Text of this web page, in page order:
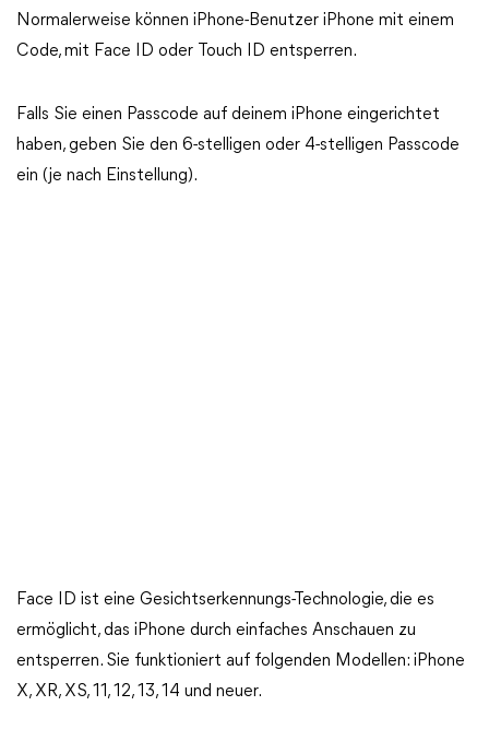
Normalerweise können iPhone-Benutzer iPhone mit einem
Code, mit Face ID oder Touch ID entsperren.
Falls Sie einen Passcode auf deinem iPhone eingerichtet
haben, geben Sie den 6-stelligen oder 4-stelligen Passcode
ein (je nach Einstellung).
Face ID ist eine Gesichtserkennungs-Technologie, die es
ermöglicht, das iPhone durch einfaches Anschauen zu
entsperren. Sie funktioniert auf folgenden Modellen: iPhone
X, XR, XS, 11, 12, 13, 14 und neuer.